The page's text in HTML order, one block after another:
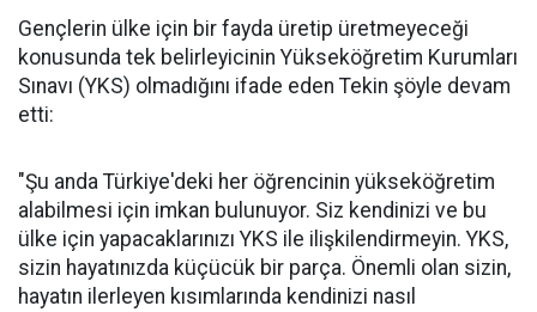
Gençlerin ülke için bir fayda üretip üretmeyeceği
konusunda tek belirleyicinin Yükseköğretim Kurumları
Sınavı (YKS) olmadığını ifade eden Tekin şöyle devam
etti:
"Şu anda Türkiye'deki her öğrencinin yükseköğretim
alabilmesi için imkan bulunuyor. Siz kendinizi ve bu
ülke için yapacaklarınızı YKS ile ilişkilendirmeyin. YKS,
sizin hayatınızda küçücük bir parça. Önemli olan sizin,
hayatın ilerleyen kısımlarında kendinizi nasıl